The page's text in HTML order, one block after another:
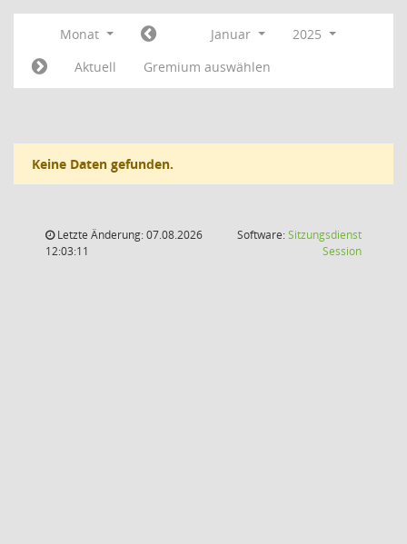
Monat Januar
2025
Aktuell
Gremium auswählen
Keine Daten gefunden.
Letzte Änderung: 07.08.2026
12:03:11
Software:Sitzungsdienst
Session(Wird in